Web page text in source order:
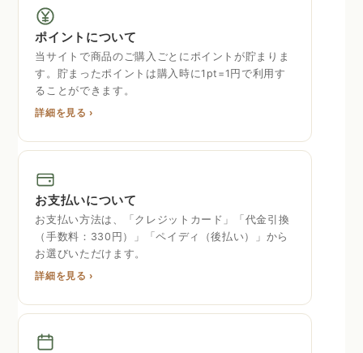
ポイントについて
当サイトで商品のご購入ごとにポイントが貯まりま
す。貯まったポイントは購入時に1pt=1円で利用す
ることができます。
詳細を見る ›
お支払いについて
お支払い方法は、「クレジットカード」「代金引換
（手数料：330円）」「ペイディ（後払い）」から
お選びいただけます。
詳細を見る ›